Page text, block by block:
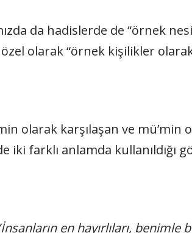
da hadislerde de “örnek
olarak “örnek kişilikler
olarak karşılaşan ve mü’min
iki farklı anlamda kullanıldığı
en hayırlıları, benimle